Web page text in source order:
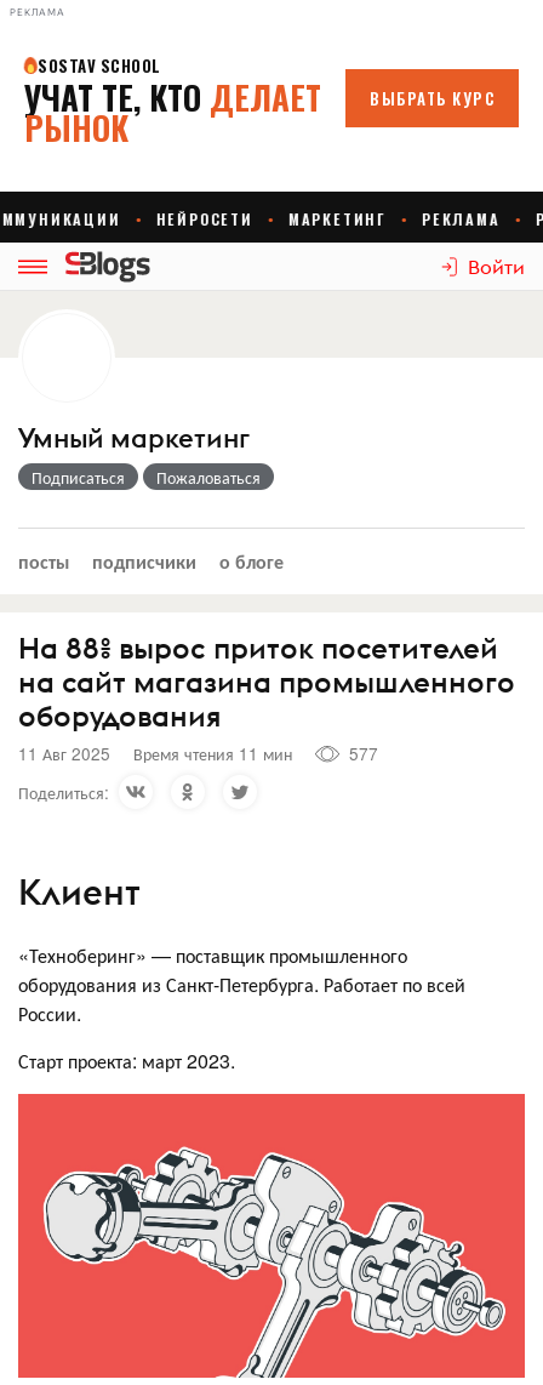
РЕКЛАМА
Войти
Умный маркетинг
Подписаться Пожаловаться
посты подписчики о блоге
На 88% вырос приток посетителей
на сайт магазина промышленного
оборудования
11 Авг 2025 Время чтения 11 мин
577
Поделиться:
Клиент
«Техноберинг» — поставщик промышленного
оборудования из Санкт-Петербурга. Работает по всей
России.
Старт проекта: март 2023.